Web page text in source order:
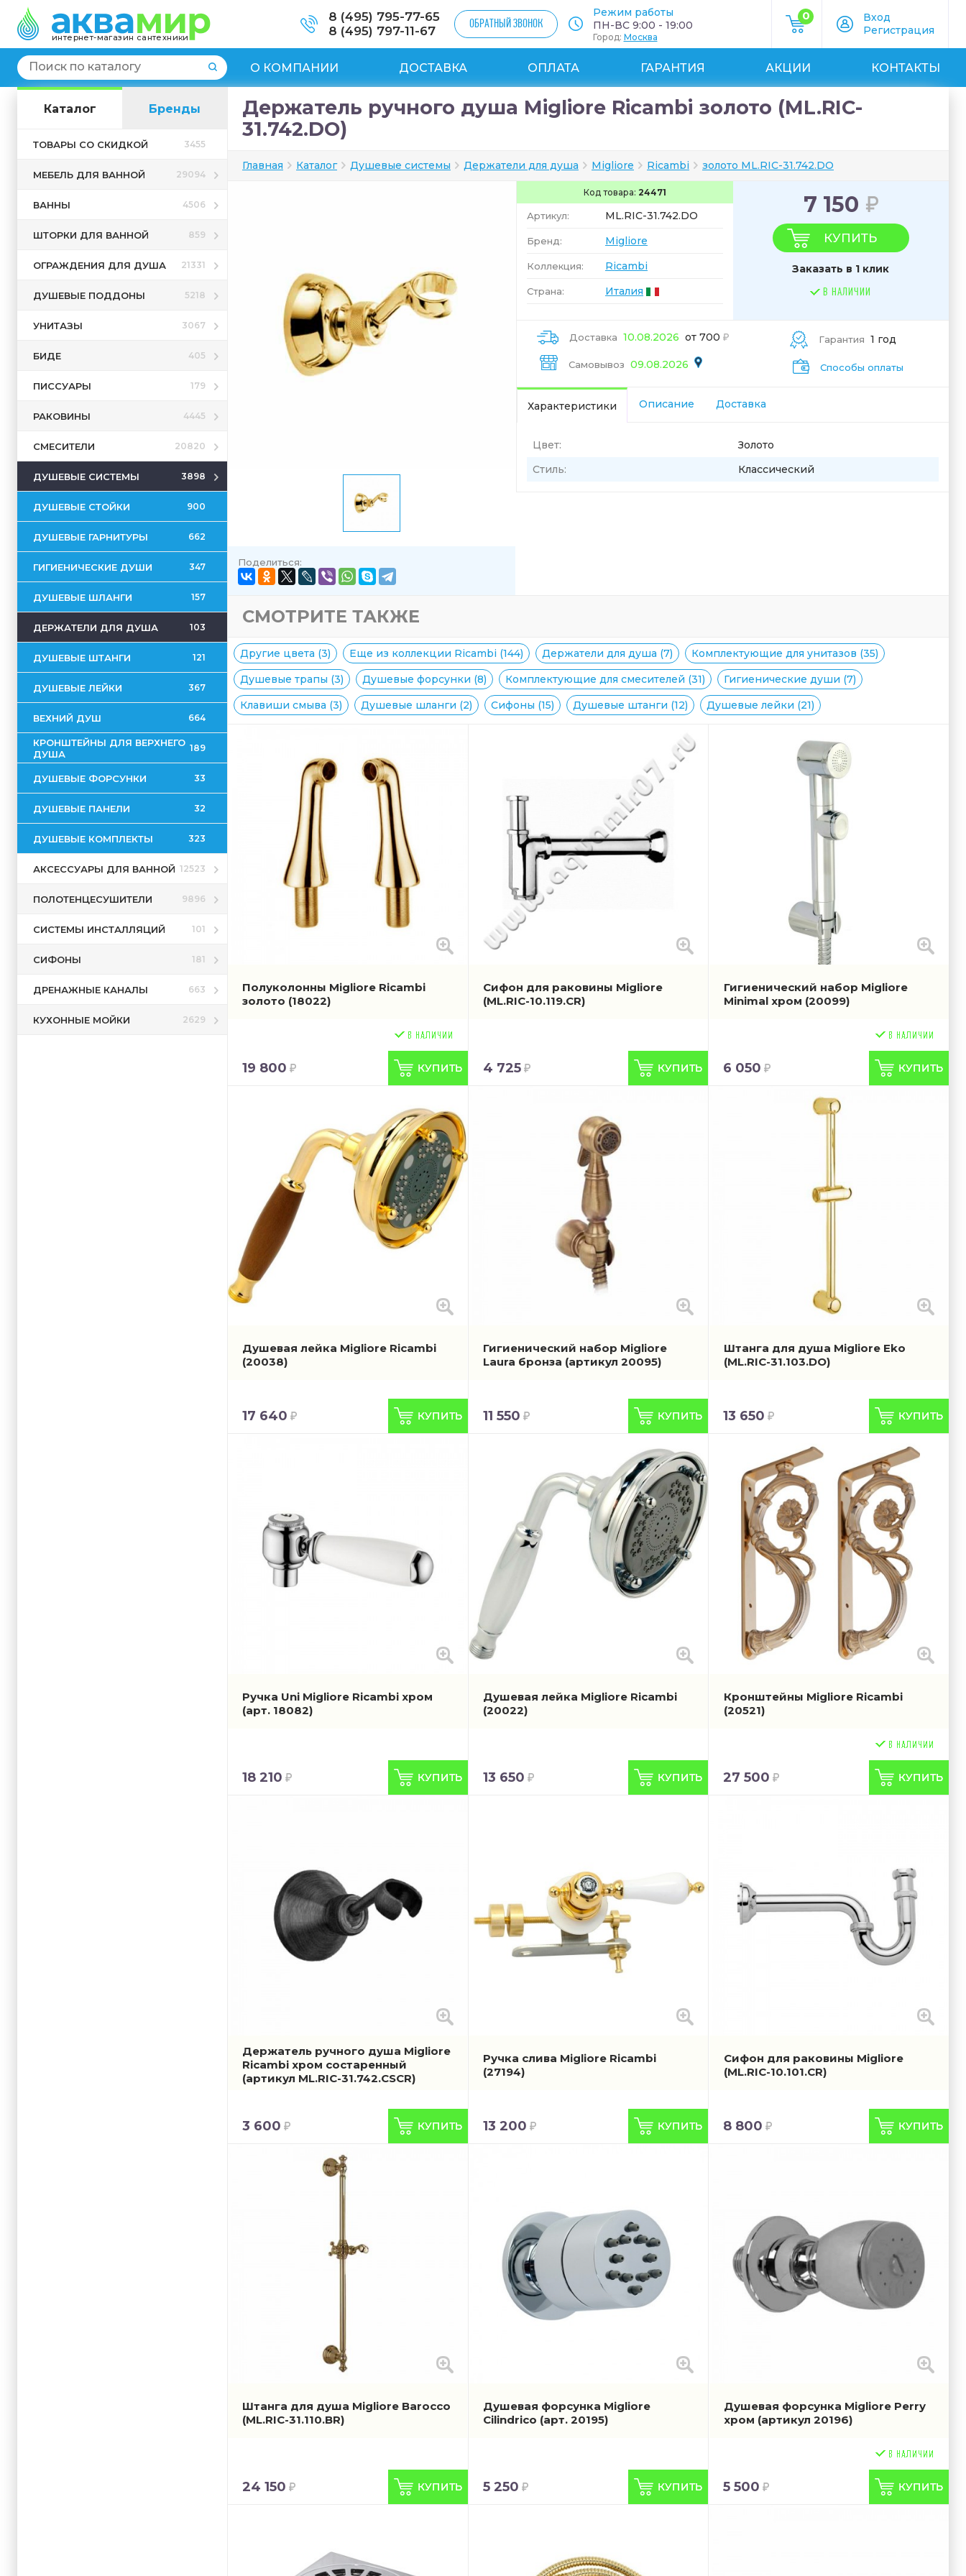
интернет-магазин сантехники
8 (495) 795-77-65
8 (495) 797-11-67
ОБРАТНЫЙ ЗВОНОК
Режим работы
ПН-ВС 9:00 - 19:00
Город: Москва
0
Вход
Регистрация
О КОМПАНИИ ДОСТАВКА ОПЛАТА ГАРАНТИЯ АКЦИИ КОНТАКТЫ
Каталог Бренды
ТОВАРЫ СО СКИДКОЙ 3455
МЕБЕЛЬ ДЛЯ ВАННОЙ 29094
ВАННЫ 4506
ШТОРКИ ДЛЯ ВАННОЙ 859
ОГРАЖДЕНИЯ ДЛЯ ДУША 21331
ДУШЕВЫЕ ПОДДОНЫ 5218
УНИТАЗЫ 3067
БИДЕ 405
ПИССУАРЫ 179
РАКОВИНЫ 4445
СМЕСИТЕЛИ 20820
ДУШЕВЫЕ СИСТЕМЫ 3898
ДУШЕВЫЕ СТОЙКИ 900
ДУШЕВЫЕ ГАРНИТУРЫ 662
ГИГИЕНИЧЕСКИЕ ДУШИ 347
ДУШЕВЫЕ ШЛАНГИ 157
ДЕРЖАТЕЛИ ДЛЯ ДУША 103
ДУШЕВЫЕ ШТАНГИ 121
ДУШЕВЫЕ ЛЕЙКИ 367
ВЕХНИЙ ДУШ 664
КРОНШТЕЙНЫ ДЛЯ ВЕРХНЕГО
ДУША
189
ДУШЕВЫЕ ФОРСУНКИ 33
ДУШЕВЫЕ ПАНЕЛИ 32
ДУШЕВЫЕ КОМПЛЕКТЫ 323
АКСЕССУАРЫ ДЛЯ ВАННОЙ 12523
ПОЛОТЕНЦЕСУШИТЕЛИ 9896
СИСТЕМЫ ИНСТАЛЛЯЦИЙ 101
СИФОНЫ 181
ДРЕНАЖНЫЕ КАНАЛЫ 663
КУХОННЫЕ МОЙКИ 2629
Держатель ручного душа Migliore Ricambi золото (ML.RIC-
31.742.DO)
Главная Каталог Душевые системы Держатели для душа Migliore Ricambi золото ML.RIC-31.742.DO
Поделиться:
Код товара: 24471
Артикул: ML.RIC-31.742.DO
Бренд: Migliore
Коллекция: Ricambi
Страна: Италия
7 150
КУПИТЬ
Заказать в 1 клик
В НАЛИЧИИ
Доставка 10.08.2026 от 700
Самовывоз 09.08.2026
Гарантия 1 год
Способы оплаты
Характеристики Описание Доставка
Цвет:
Золото
Стиль:
Классический
СМОТРИТЕ ТАКЖЕ
Другие цвета (3) Еще из коллекции Ricambi (144) Держатели для душа (7)
Комплектующие для унитазов (35)
Душевые трапы (3)
Душевые форсунки (8) Комплектующие для смесителей (31)
Гигиенические души (7)
Клавиши смыва (3)
Душевые шланги (2) Сифоны (15) Душевые штанги (12) Душевые лейки (21)
Полуколонны Migliore Ricambi
золото (18022)
19 800
Сифон для раковины Migliore
(ML.RIC-10.119.CR)
4 725
Гигиенический набор Migliore
Minimal хром (20099)
6 050
Душевая лейка Migliore Ricambi
(20038)
17 640
Гигиенический набор Migliore
Laura бронза (артикул 20095)
11 550
Штанга для душа Migliore Eko
(ML.RIC-31.103.DO)
13 650
Ручка Uni Migliore Ricambi хром
(арт. 18082)
18 210
Душевая лейка Migliore Ricambi
(20022)
13 650
Кронштейны Migliore Ricambi
(20521)
27 500
Держатель ручного душа Migliore
Ricambi хром состаренный
(артикул ML.RIC-31.742.CSCR)
3 600
Ручка слива Migliore Ricambi
(27194)
13 200
Сифон для раковины Migliore
(ML.RIC-10.101.CR)
8 800
Штанга для душа Migliore Barocco
(ML.RIC-31.110.BR)
24 150
Душевая форсунка Migliore
Cilindrico (арт. 20195)
5 250
Душевая форсунка Migliore Perry
хром (артикул 20196)
5 500